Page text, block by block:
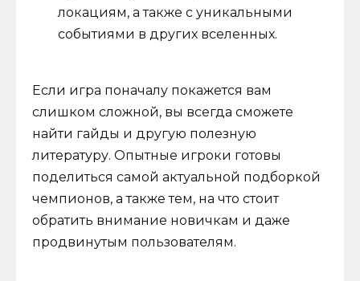
локациям, а также с уникальными
событиями в других вселенных.
Если игра поначалу покажется вам
слишком сложной, вы всегда сможете
найти гайды и другую полезную
литературу. Опытные игроки готовы
поделиться самой актуальной подборкой
чемпионов, а также тем, на что стоит
обратить внимание новичкам и даже
продвинутым пользователям.